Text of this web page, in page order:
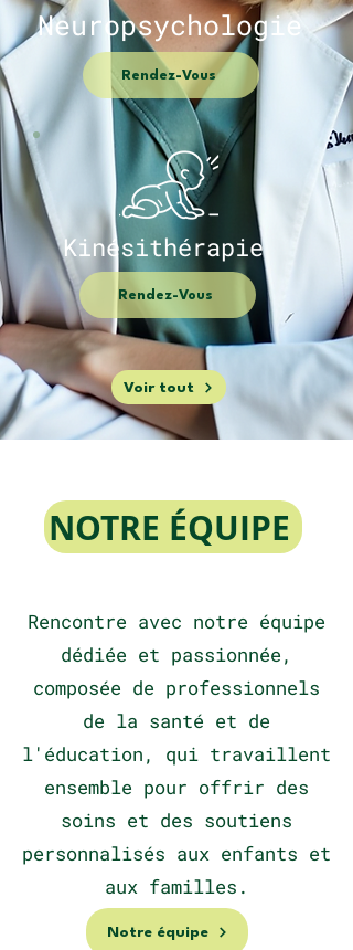
Neuropsychologie
Rendez-Vous
Kinésithérapie
Rendez-Vous
Voir tout
NOTRE ÉQUIPE
Rencontre avec notre équipe
dédiée et passionnée,
composée de professionnels
de la santé et de
l'éducation, qui travaillent
ensemble pour offrir des
soins et des soutiens
personnalisés aux enfants et
aux familles.
Notre équipe